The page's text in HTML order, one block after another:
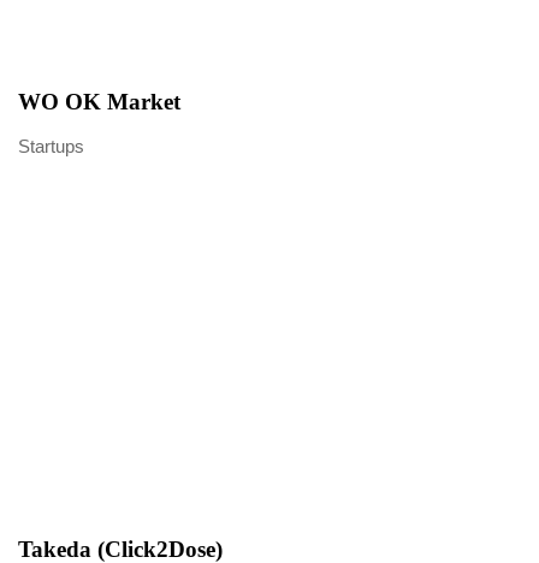
WO OK Market
Startups
Takeda (Click2Dose)